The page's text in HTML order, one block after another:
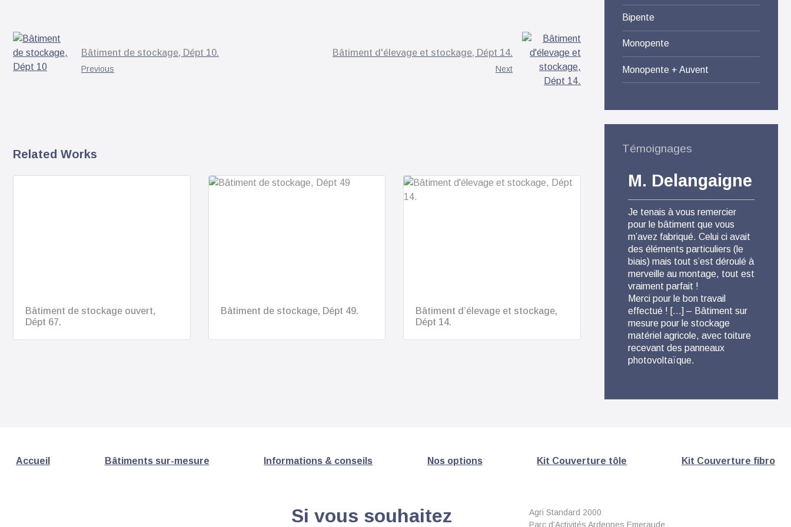
Bâtiment de stockage, Dépt 10.
Previous
Bâtiment d'élevage et stockage, Dépt 14.
Next
Related Works
Bâtiment de stockage ouvert,
Dépt 67.
Bâtiment de stockage, Dépt 49.
Bâtiment d’élevage et stockage,
Dépt 14.
Bipente
Monopente
Monopente + Auvent
Témoignages
M. Delangaigne
Je tenais à vous remercier
pour le bâtiment que vous
m’avez fabriqué. Celui ci avait
des éléments particuliers (le
biais) mais tout s’est déroulé à
merveille au montage, tout est
vraiment parfait !
Merci pour le bon travail
effectué ! […] – Bâtiment sur
mesure pour le stockage
matériel agricole, avec toiture
recevant des panneaux
photovoltaïque.
Accueil Bâtiments sur-mesure Informations & conseils Nos options Kit Couverture tôle Kit Couverture fibro
Si vous souhaitez
Agri Standard 2000
Parc d’Activités Ardennes Emeraude